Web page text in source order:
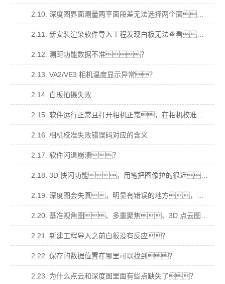
2.10. 深度图界面测量两平面段差无法选择两个面？
2.11. 新安装渲染软件导入工程发现白板无法查看？
2.12. 测距功能数据不准？
2.13. VA2/VE3 相机温度显示异常？
2.14. 白板拍摄失败
2.15. 软件运行正常且打开相机正常，在相机校准拍摄时，提示“拍摄失败”，错 误码“14”
2.16. 相机校准失败错误码对应的含义
2.17. 软件闪退崩溃？
2.18. 3D 快闪功能，用笔把图像拉的很近，图像会消失(跳出屏幕)无法在拖拉回 来；
2.19. 深度图会失真，明显有错误的地方，在多视角、基准视角、多重聚焦，明显 有本不属于样品的结果？
2.20. 基准视角图、多重聚焦、3D 点云图都为纯白，深度图为最低颜色纯色？
2.21. 新建工程导入之前白板没有反应？
2.22. 保存的数据位置在哪里可以找到？
2.23. 为什么点云和深度图里面有些点缺失了？